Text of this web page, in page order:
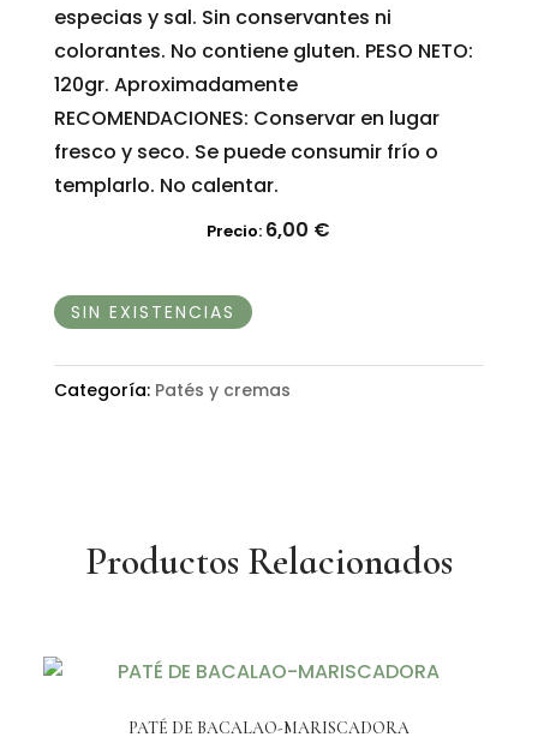
especias y sal. Sin conservantes ni
colorantes. No contiene gluten. PESO NETO:
120gr. Aproximadamente
RECOMENDACIONES: Conservar en lugar
fresco y seco. Se puede consumir frío o
templarlo. No calentar.
Precio: 6,00 €
SIN EXISTENCIAS
Categoría: Patés y cremas
Productos Relacionados
PATÉ DE BACALAO-MARISCADORA